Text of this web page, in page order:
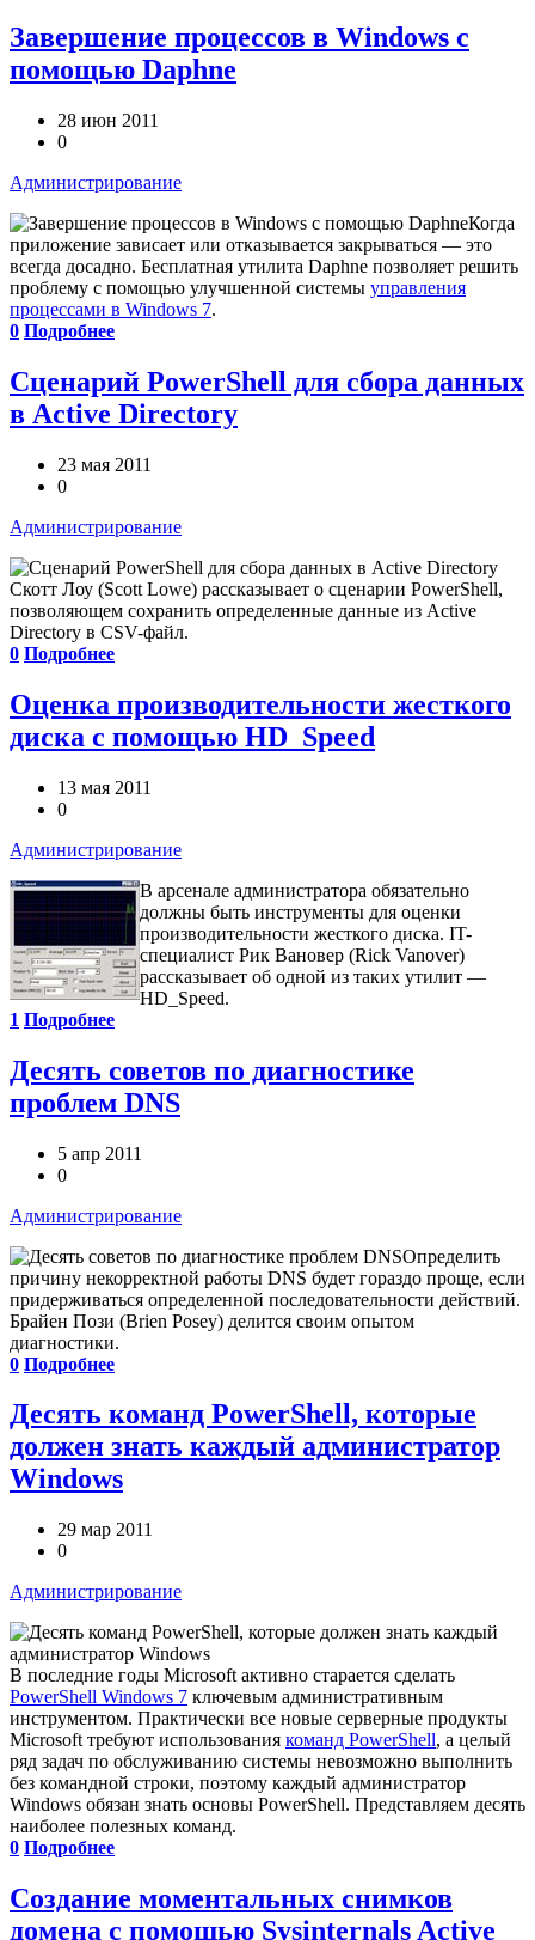
Завершение процессов в Windows с
помощью Daphne
28 июн 2011
0
Администрирование
Когда
приложение зависает или отказывается закрываться — это
всегда досадно. Бесплатная утилита Daphne позволяет решить
проблему с помощью улучшенной системы управления
процессами в Windows 7.
0 Подробнее
Сценарий PowerShell для сбора данных
в Active Directory
23 мая 2011
0
Администрирование
Скотт Лоу (Scott Lowe) рассказывает о сценарии PowerShell,
позволяющем сохранить определенные данные из Active
Directory в CSV-файл.
0 Подробнее
Оценка производительности жесткого
диска с помощью HD_Speed
13 мая 2011
0
Администрирование
В арсенале администратора обязательно
должны быть инструменты для оценки
производительности жесткого диска. IT-
специалист Рик Вановер (Rick Vanover)
рассказывает об одной из таких утилит —
HD_Speed.
1 Подробнее
Десять советов по диагностике
проблем DNS
5 апр 2011
0
Администрирование
Определить
причину некорректной работы DNS будет гораздо проще, если
придерживаться определенной последовательности действий.
Брайен Пози (Brien Posey) делится своим опытом
диагностики.
0 Подробнее
Десять команд PowerShell, которые
должен знать каждый администратор
Windows
29 мар 2011
0
Администрирование
В последние годы Microsoft активно старается сделать
PowerShell Windows 7 ключевым административным
инструментом. Практически все новые серверные продукты
Microsoft требуют использования команд PowerShell, а целый
ряд задач по обслуживанию системы невозможно выполнить
без командной строки, поэтому каждый администратор
Windows обязан знать основы PowerShell. Представляем десять
наиболее полезных команд.
0 Подробнее
Создание моментальных снимков
домена с помощью Sysinternals Active